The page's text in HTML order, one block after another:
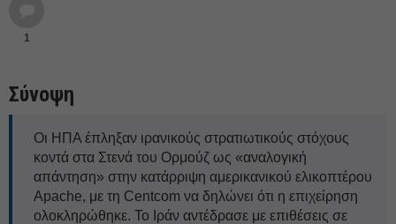
1
Σύνοψη
Οι ΗΠΑ έπληξαν ιρανικούς στρατιωτικούς στόχους
κοντά στα Στενά του Ορμούζ ως «αναλογική
απάντηση» στην κατάρριψη αμερικανικού ελικοπτέρου
Apache, με τη Centcom να δηλώνει ότι η επιχείρηση
ολοκληρώθηκε. Το Ιράν αντέδρασε με επιθέσεις σε